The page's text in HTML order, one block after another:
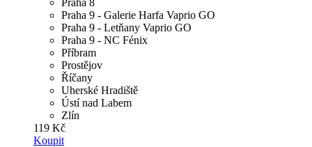
Praha 9 - Galerie Harfa Vaprio GO
Praha 9 - Letňany Vaprio GO
Praha 9 - NC Fénix
Příbram
Prostějov
Říčany
Uherské Hradiště
Ústí nad Labem
Zlín
119 Kč
Koupit